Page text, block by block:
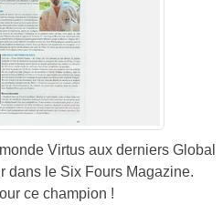
Virtus aux derniers Global
dans le Six Fours Magazine.
ce champion !